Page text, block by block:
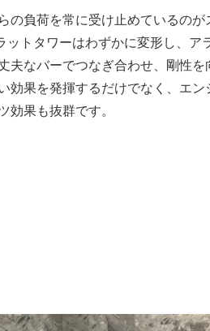
の負荷を常に受け止めているのが
トタワーはわずかに変形し、ア
夫なバーでつなぎ合わせ、剛性を
効果を発揮するだけでなく、エン
効果も抜群です。